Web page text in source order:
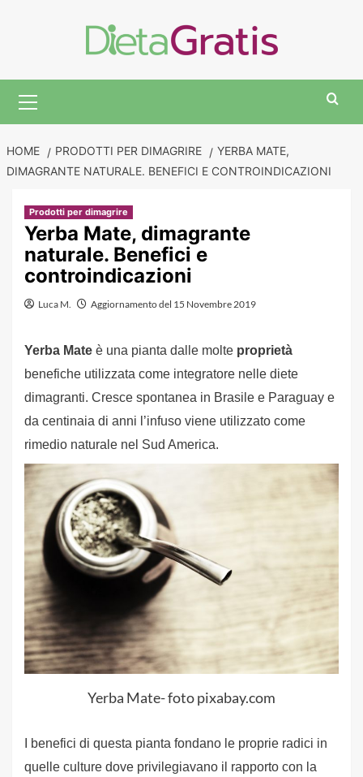
Menu
HOME PRODOTTI PER DIMAGRIRE
YERBA MATE,
DIMAGRANTE NATURALE. BENEFICI E CONTROINDICAZIONI
Prodotti per dimagrire
Yerba Mate, dimagrante
naturale. Benefici e
controindicazioni
Luca M. Aggiornamento del 15 Novembre 2019
Yerba Mate è una pianta dalle molte proprietà
benefiche utilizzata come integratore nelle diete
dimagranti. Cresce spontanea in Brasile e Paraguay e
da centinaia di anni l’infuso viene utilizzato come
rimedio naturale nel Sud America.
Yerba Mate- foto pixabay.com
I benefici di questa pianta fondano le proprie radici in
quelle culture dove privilegiavano il rapporto con la